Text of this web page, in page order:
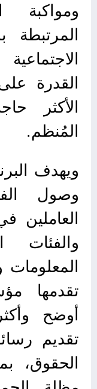
ومواكبة
المرتبطة
القدرة
الأكثر
المُنظم.
ويهدف
وصول
العاملين
والفئات
المعلومات
تقدمها
أوضح
تقديم
الحقوق،